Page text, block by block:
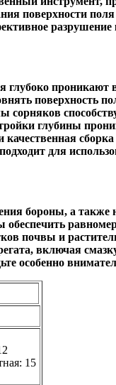
инструмент,
поверхности
проникают
поверхность
сорняков
глубины
бороны, а также
почвы и
включая